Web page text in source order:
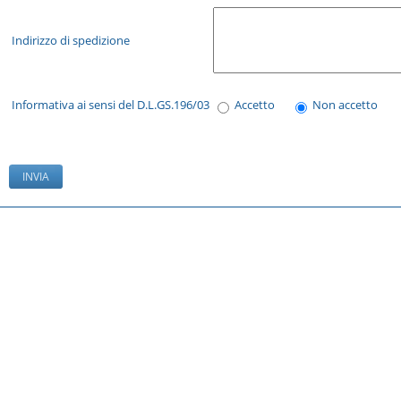
Indirizzo di spedizione
Informativa ai sensi del D.L.GS.196/03 Accetto Non accetto